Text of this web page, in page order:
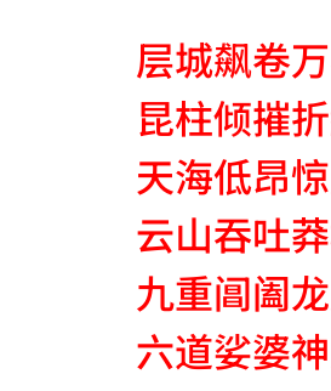
层城飙卷
昆柱倾摧
天海低昂
云山吞吐
九重阊阖
六道娑婆